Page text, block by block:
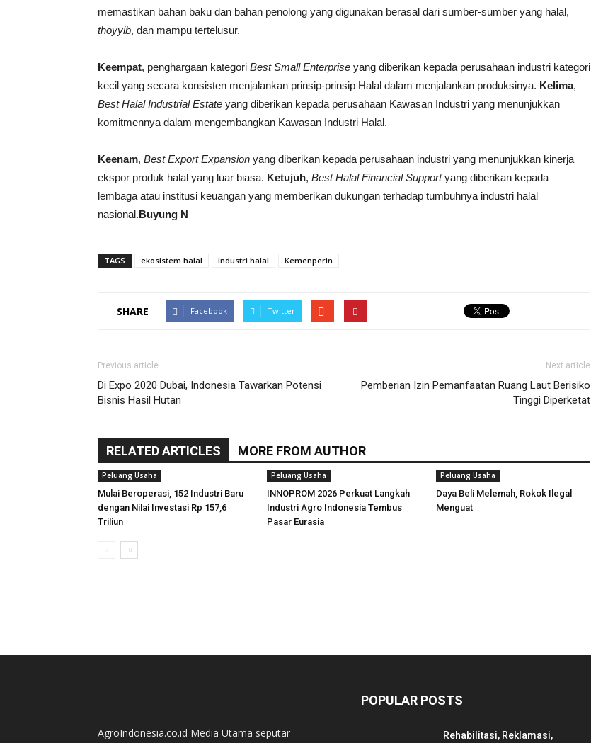
memastikan bahan baku dan bahan penolong yang digunakan berasal dari sumber-sumber yang halal,
thoyyib, dan mampu tertelusur.
Keempat, penghargaan kategori Best Small Enterprise yang diberikan kepada perusahaan industri kategori
kecil yang secara konsisten menjalankan prinsip-prinsip Halal dalam menjalankan produksinya. Kelima,
Best Halal Industrial Estate yang diberikan kepada perusahaan Kawasan Industri yang menunjukkan
komitmennya dalam mengembangkan Kawasan Industri Halal.
Keenam, Best Export Expansion yang diberikan kepada perusahaan industri yang menunjukkan kinerja
ekspor produk halal yang luar biasa. Ketujuh, Best Halal Financial Supportyang diberikan kepada
lembaga atau institusi keuangan yang memberikan dukungan terhadap tumbuhnya industri halal
nasional.Buyung N
TAGS ekosistem halal industri halal Kemenperin
SHARE Facebook Twitter
Previous article
Di Expo 2020 Dubai, Indonesia Tawarkan Potensi
Bisnis Hasil Hutan
Next article
Pemberian Izin Pemanfaatan Ruang Laut Berisiko
Tinggi Diperketat
RELATED ARTICLES MORE FROM AUTHOR
Peluang Usaha
Mulai Beroperasi, 152 Industri Baru
dengan Nilai Investasi Rp 157,6
Triliun
Peluang Usaha
INNOPROM 2026 Perkuat Langkah
Industri Agro Indonesia Tembus
Pasar Eurasia
Peluang Usaha
Daya Beli Melemah, Rokok Ilegal
Menguat
AgroIndonesia.co.id Media Utama seputar
POPULAR POSTS
Rehabilitasi, Reklamasi,